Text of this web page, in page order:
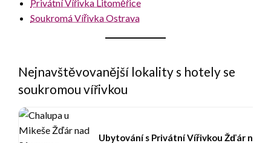
Privátní Vířivka Litoměřice
Soukromá Vířivka Ostrava
Nejnavštěvovanější lokality s hotely se
soukromou vířivkou
Ubytování s Privátní Vířivkou Žďár nad